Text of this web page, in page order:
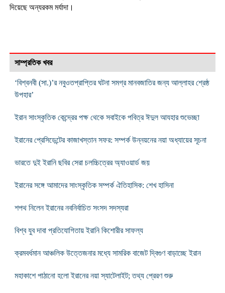
দিয়েছে অন্যরকম মর্যাদা।
সাম্প্রতিক খবর
‘বিশ্বনবী (সা.)’র নবুওতপ্রাপ্তির ঘটনা সমগ্র মানবজাতির জন্য আল্লাহর শ্রেষ্ঠ
উপহার’
ইরান সাংস্কৃতিক কেন্দ্রের পক্ষ থেকে সবাইকে পবিত্র ঈদুল আযহার শুভেচ্ছা
ইরানের প্রেসিডেন্টের কাজাখস্তান সফর: সম্পর্ক উন্নয়নের নয়া অধ্যায়ের সূচনা
ভারতে দুই ইরানি ছবির সেরা চলচ্চিত্রের অ্যাওয়ার্ড জয়
ইরানের সঙ্গে আমাদের সাংস্কৃতিক সম্পর্ক ঐতিহাসিক: শেখ হাসিনা
শপথ নিলেন ইরানের নবনির্বাচিত সংসদ সদস্যরা
বিশ্ব যুব দাবা প্রতিযোগিতায় ইরানি কিশোরীর সাফল্য
ক্রমবর্ধমান আঞ্চলিক উত্তেজনার মধ্যে সামরিক বাজেট দ্বিগুণ বাড়াচ্ছে ইরান
মহাকাশে পাঠানো হলো ইরানের নয়া স্যাটেলাইট; তথ্য প্রেরণ শুরু